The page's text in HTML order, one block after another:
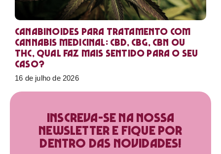
Canabinoides para tratamento com
cannabis medicinal: CBD, CBG, CBN ou
THC, qual faz mais sentido para o seu
caso?
16 de julho de 2026
Inscreva-se na nossa
newsletter e fique por
dentro das novidades!​